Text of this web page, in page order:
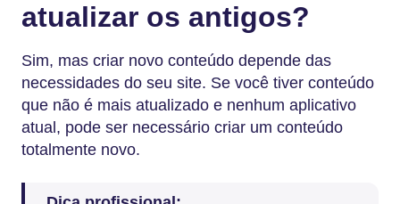
atualizar os antigos?
Sim, mas criar novo conteúdo depende das
necessidades do seu site. Se você tiver conteúdo
que não é mais atualizado e nenhum aplicativo
atual, pode ser necessário criar um conteúdo
totalmente novo.